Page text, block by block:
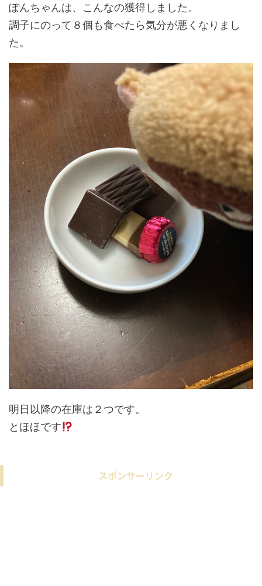
ぽんちゃんは、こんなの獲得しました。
調子にのって８個も食べたら気分が悪くなりまし
た。
明日以降の在庫は２つです。
とほほです
スポンサーリンク